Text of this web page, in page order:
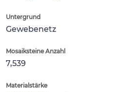
Untergrund
Gewebenetz
Mosaiksteine Anzahl
7,539
Materialstärke